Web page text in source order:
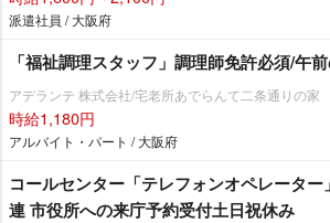
派遣社員 / 大阪府
「福祉調理スタッフ」調理師免許必須/午
アデランテ 株式会社/宅老所あでらんて二条通りの家
時給1,180円
アルバイト・パート / 大阪府
コールセンター「テレフォンオペレータ
連 市役所への来庁予約受付土日祝休み